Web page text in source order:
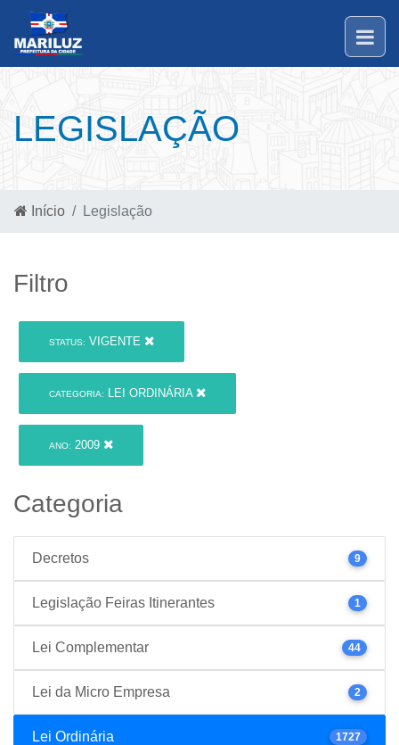
LEGISLAÇÃO
Início Legislação
Filtro
STATUS: VIGENTE
CATEGORIA: LEI ORDINÁRIA
ANO: 2009
Categoria
Decretos 9
Legislação Feiras Itinerantes 1
Lei Complementar 44
Lei da Micro Empresa 2
Lei Ordinária 1727